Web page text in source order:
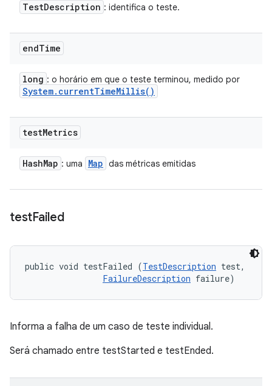
TestDescription : identifica o teste.
endTime
long : o horário em que o teste terminou, medido por
System. currentTimeMillis( )
testMetrics
HashMap : uma Map das métricas emitidas
testFailed
public void testFailed (TestDescription test,
FailureDescription failure)
Informa a falha de um caso de teste individual.
Será chamado entre testStarted e testEnded.